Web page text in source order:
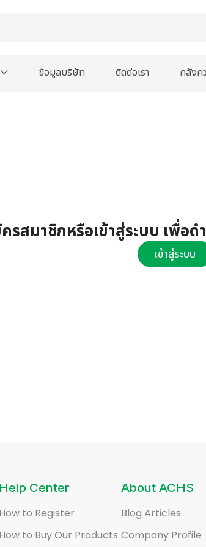
ข้อมูลบริษัท ติดต่อเรา คลังค
สมาชิกหรือเข้าสู่ระบบ เพื่อด
เข้าสู่ระบบ
Help Center
How to Register
How to Buy Our Products
About ACHS
Blog Articles
Company Profile